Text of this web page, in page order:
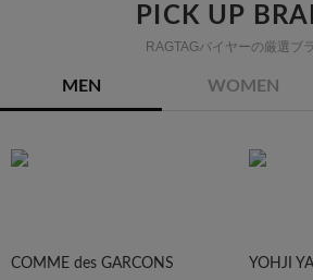
PICK UP
RAGTAGバイヤーの厳選ブ
MEN WOMEN
COMME des GARCONS YOHJI